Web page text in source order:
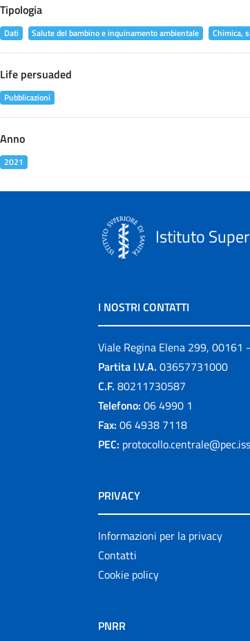
Tipologia
Dati Salute del bambino e inquinamento ambientale Chimica,
Life persuaded
Pubblicazioni
Anno
2021
Istituto
I NOSTRI CONTATTI
Viale Regina Elena 299, 00161
Partita I.V.A. 03657731000
C.F. 80211730587
Telefono: 06 4990 1
Fax: 06 4938 7118
PEC:
PRIVACY
Informazioni per la privacy
Contatti
Cookie policy
PNRR